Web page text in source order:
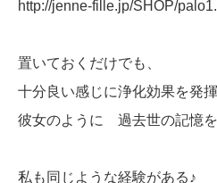
http://jenne-fille.jp/SHOP/
置いておくだけでも、
十分良い感じに浄化効果を発
彼女のように 過去世の記憶を
私も同じような経験がある♪